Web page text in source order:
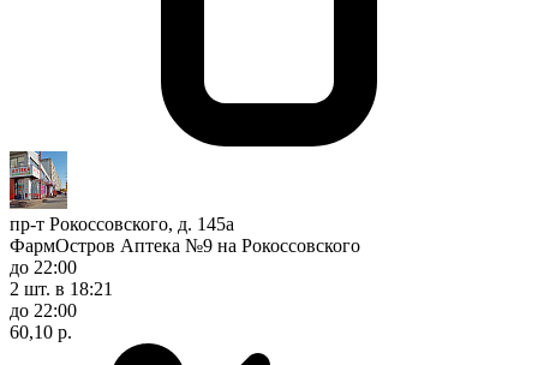
пр-т Рокоссовского, д. 145а
ФармОстров Аптека №9 на Рокоссовского
до 22:00
2 шт. в 18:21
до 22:00
60,10 р.